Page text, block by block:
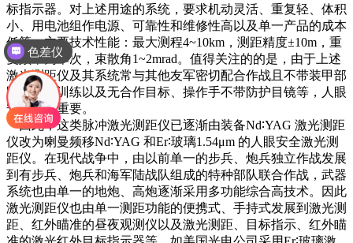
标指示器。对上述用途的系统，要求机动灵活、重复轻、体积
小、用电池组作电源、可靠性和维修性高以及单一产品的成本
低等。主要技术性能：最大测程4~10km，测距精度±10m，重
复频率为单次，束散角1~2mrad。值得关注的的是，由于上述
激光测距仪及其系统常与其他友军密切配合作战且不带装甲部
队大范围训练以及无合作目标、操作手不带防护目镜等，人眼
安全极为重要。
因此，这类脉冲激光测距仪已逐渐由装备Nd∶YAG 激光测距
仪改为喇曼频移Nd∶YAG 和Er∶玻璃1.54μm 的人眼安全激光测
距仪。在现代战争中，由以前单一的步兵、炮兵独立作战发展
到有步兵、炮兵和海军陆战队组成的特种部队联合作战，武器
系统也由单一的地炮、高炮逐渐采用多功能综合高技术。因此
激光测距仪也由单一测距功能的便携式、手持式发展到激光测
距、红外瞄准的昼夜观测仪以及激光测距、目标指示、红外瞄
色差仪